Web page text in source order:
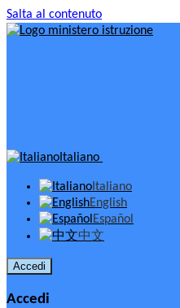
Salta al contenuto
Italiano
Italiano
English
Español
中文
Accedi
Accedi